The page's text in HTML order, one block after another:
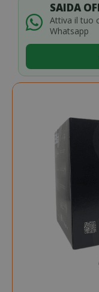
SAIDA
Attiva il tuo
Whatsapp